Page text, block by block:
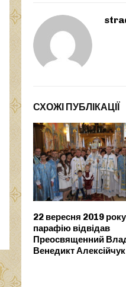
СХОЖІ ПУБЛІКАЦІЇ
22 вересня 2019
парафію відвідав
Преосвященний
Венедикт Алексійчук